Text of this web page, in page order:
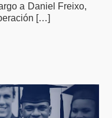
a Daniel Freixo,
[…]